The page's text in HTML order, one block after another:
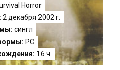
Horror
2 декабря 2002 г.
сингл
PC
16 ч.